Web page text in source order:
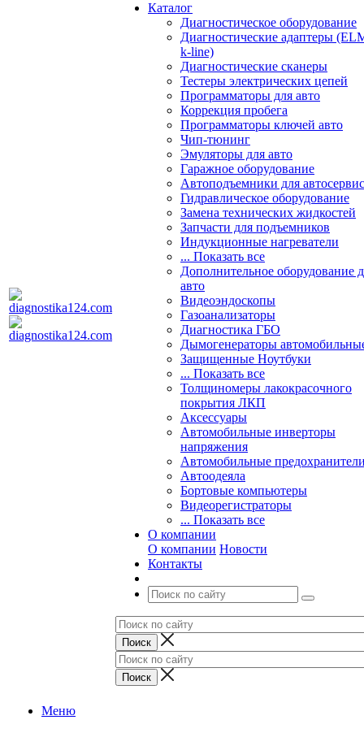
Каталог
Диагностическое оборудование
Диагностические адаптеры
k-line)
Диагностические сканеры
Тестеры электрических цепей
Программаторы для авто
Коррекция пробега
Программаторы ключей авто
Чип-тюнинг
Эмуляторы для авто
Гаражное оборудование
Автоподъемники для
Гидравлическое оборудование
Замена технических жидкостей
Запчасти для подъемников
Индукционные нагреватели
... Показать все
Дополнительное оборудование
авто
Видеоэндоскопы
Газоанализаторы
Диагностика ГБО
Дымогенераторы
Защищенные Ноутбуки
... Показать все
Толщиномеры лакокрасочного
покрытия ЛКП
Аксессуары
Автомобильные инверторы
напряжения
Автомобильные
Автоодеяла
Бортовые компьютеры
Видеорегистраторы
... Показать все
О компании
О компании Новости
Контакты
Меню